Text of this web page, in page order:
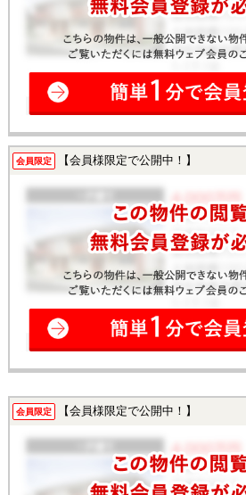
会員限定 【会員様限定で公開中！】
会員限定 【会員様限定で公開中！】